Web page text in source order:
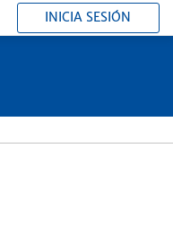
INICIA SESIÓN